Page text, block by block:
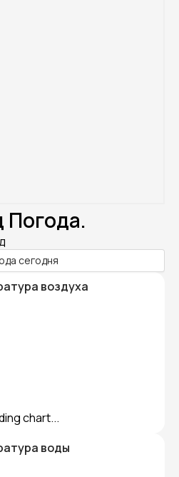
Погода.
сегодня
воздуха
chart...
воды